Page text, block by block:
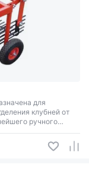
для
клубней от
ручного